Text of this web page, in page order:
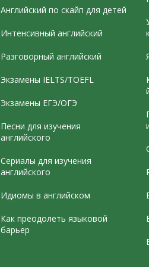
Английский по скайп для детей
Интенсивный английский
Разговорный английский
Экзамены IELTS/TOEFL
Экзамены ЕГЭ/ОГЭ
Песни для изучения
английского
Сериалы для изучения
английского
Идиомы в английском
Как преодолеть языковой
барьер